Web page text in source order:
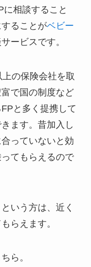
相談すること
ることがベビー
ービスです。
上の保険会社を取
で国の制度など
と多く提携して
ます。昔加入し
っていないと効
てもらえるので
いう方は、近く
らえます。
ら。